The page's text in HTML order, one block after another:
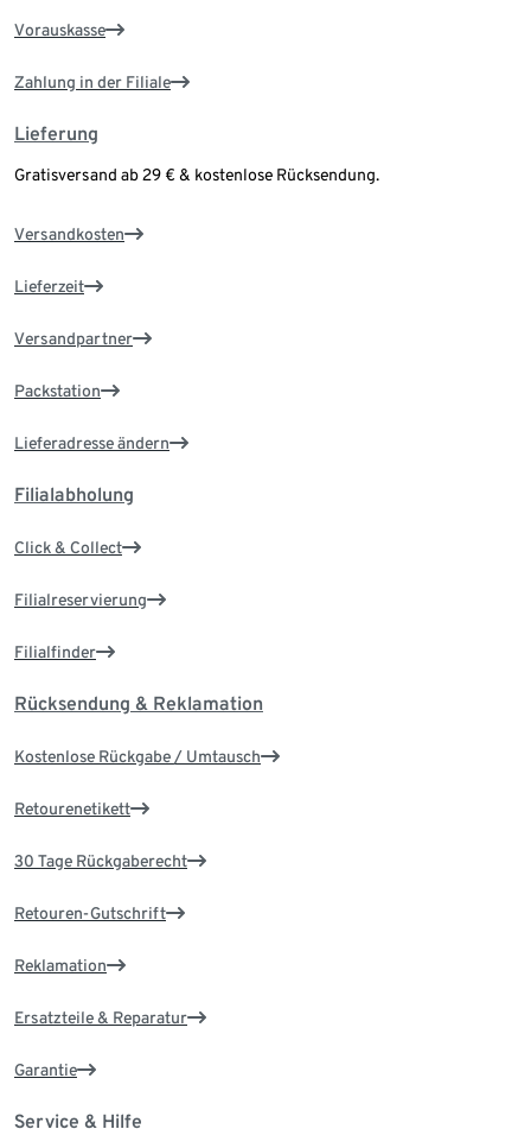
Vorauskasse
Zahlung in der Filiale
Lieferung
Gratisversand ab 29 € & kostenlose Rücksendung.
Versandkosten
Lieferzeit
Versandpartner
Packstation
Lieferadresse ändern
Filialabholung
Click & Collect
Filialreservierung
Filialfinder
Rücksendung & Reklamation
Kostenlose Rückgabe / Umtausch
Retourenetikett
30 Tage Rückgaberecht
Retouren-Gutschrift
Reklamation
Ersatzteile & Reparatur
Garantie
Service & Hilfe